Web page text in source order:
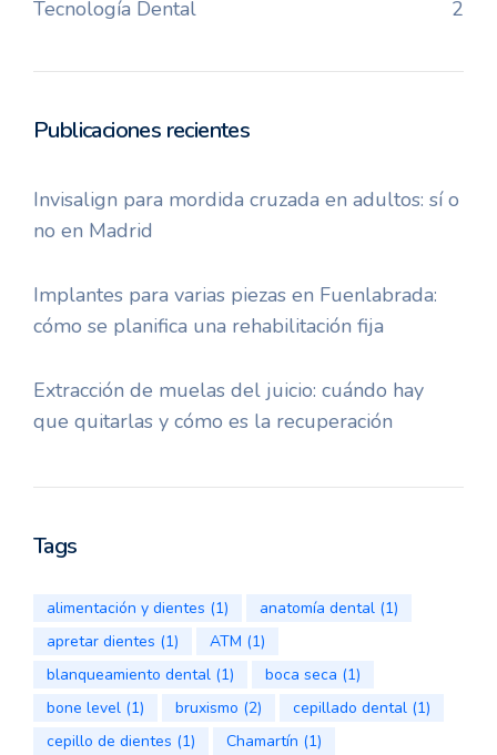
Tecnología Dental
2
Publicaciones recientes
Invisalign para mordida cruzada en adultos: sí o
no en Madrid
Implantes para varias piezas en Fuenlabrada:
cómo se planifica una rehabilitación fija
Extracción de muelas del juicio: cuándo hay
que quitarlas y cómo es la recuperación
Tags
alimentación y dientes (1) anatomía dental (1)
apretar dientes (1) ATM (1)
blanqueamiento dental (1) boca seca (1)
bone level (1) bruxismo (2) cepillado dental (1)
cepillo de dientes (1) Chamartín (1)